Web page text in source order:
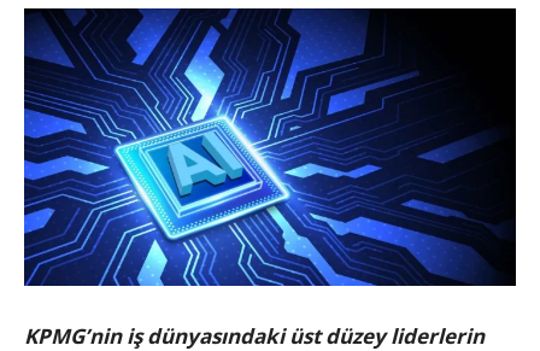
KPMG’nin iş dünyasındaki üst düzey liderlerin